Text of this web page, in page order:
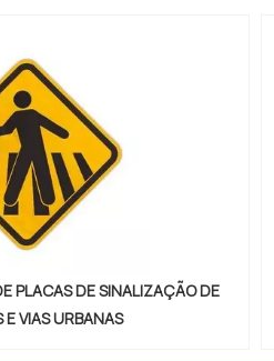
PLACAS DE SINALIZAÇÃO DE
E VIAS URBANAS